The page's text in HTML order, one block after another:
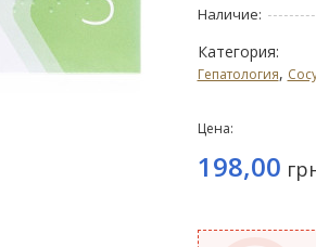
Наличие:
Категория:
Гепатология,
Цена:
198,00